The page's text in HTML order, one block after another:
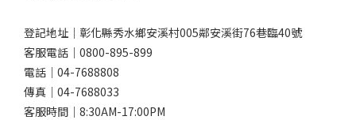
登記地址｜彰化縣秀水鄉安溪村005鄰安溪街76巷臨40號
客服電話｜0800-895-899
電話｜04-7688808
傳真｜04-7688033
客服時間｜8:30AM-17:00PM